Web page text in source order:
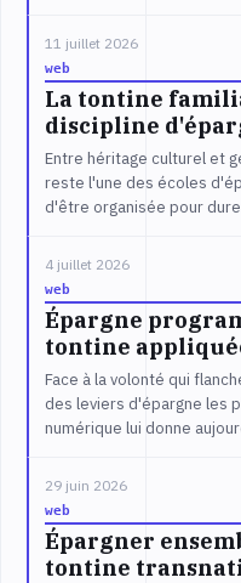
11 juillet 2026
web
La tontine
discipline
Entre héritage culturel et
reste l'une des écoles
d'être organisée pour
4 juillet 2026
web
Épargne
tontine
Face à la volonté qui
des leviers d'épargne les
numérique lui donne
29 juin 2026
web
Épargner
tontine